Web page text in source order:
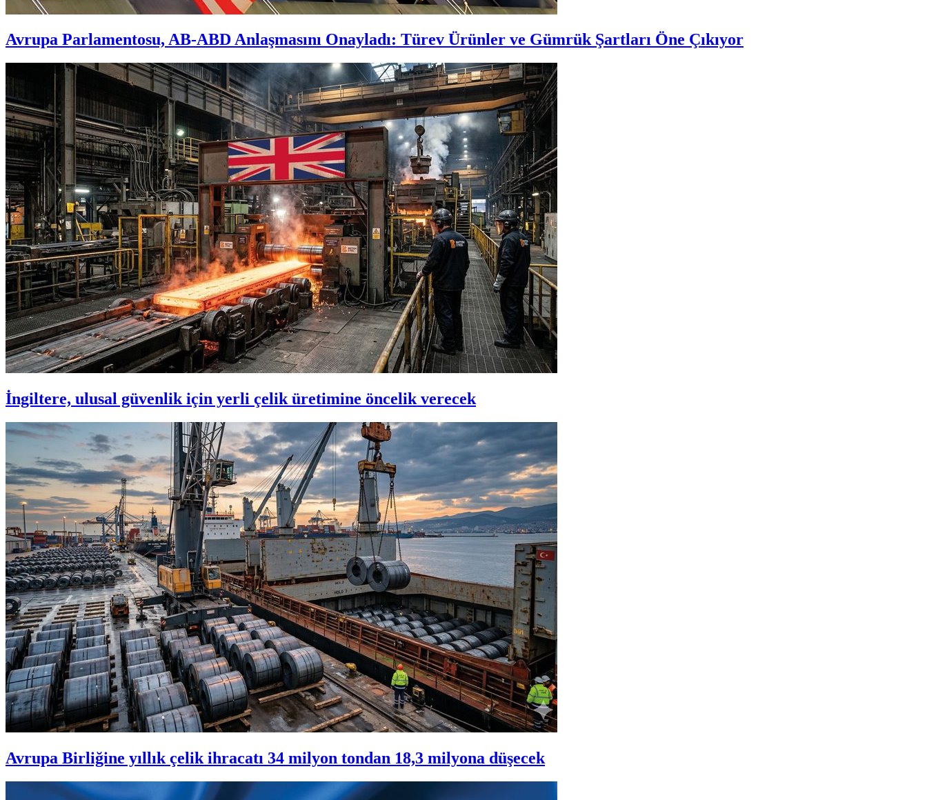
Avrupa Parlamentosu, AB-ABD Anlaşmasını Onayladı: Türev Ürünler ve Gümrük Şartları Öne Çıkıyor
İngiltere, ulusal güvenlik için yerli çelik üretimine öncelik verecek
Avrupa Birliğine yıllık çelik ihracatı 34 milyon tondan 18,3 milyona düşecek